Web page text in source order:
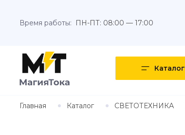
Время работы: ПН-ПТ: 08:00 — 17:00
Каталог
Главная Каталог СВЕТОТЕХНИКА